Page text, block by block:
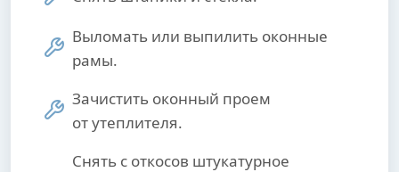
Выломать или выпилить оконные
рамы.
Зачистить оконный проем
от утеплителя.
Снять с откосов штукатурное